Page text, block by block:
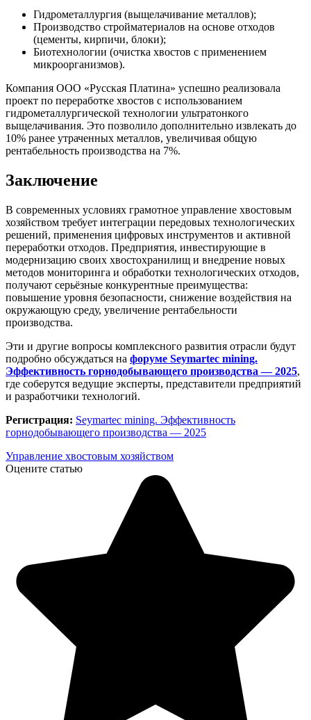
Гидрометаллургия (выщелачивание металлов);
Производство стройматериалов на основе отходов
(цементы, кирпичи, блоки);
Биотехнологии (очистка хвостов с применением
микроорганизмов).
Компания ООО «Русская Платина» успешно реализовала
проект по переработке хвостов с использованием
гидрометаллургической технологии ультратонкого
выщелачивания. Это позволило дополнительно извлекать до
10% ранее утраченных металлов, увеличивая общую
рентабельность производства на 7%.
Заключение
В современных условиях грамотное управление хвостовым
хозяйством требует интеграции передовых технологических
решений, применения цифровых инструментов и активной
переработки отходов. Предприятия, инвестирующие в
модернизацию своих хвостохранилищ и внедрение новых
методов мониторинга и обработки технологических отходов,
получают серьёзные конкурентные преимущества:
повышение уровня безопасности, снижение воздействия на
окружающую среду, увеличение рентабельности
производства.
Эти и другие вопросы комплексного развития отрасли будут
подробно обсуждаться на форуме Seymartec mining.
Эффективность горнодобывающего производства — 2025,
где соберутся ведущие эксперты, представители предприятий
и разработчики технологий.
Регистрация: Seymartec mining. Эффективность
горнодобывающего производства — 2025
Управление хвостовым хозяйством
Оцените статью